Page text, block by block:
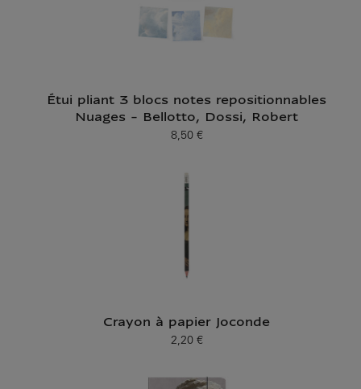
Étui pliant 3 blocs notes repositionnables
Nuages - Bellotto, Dossi, Robert
Prix ​​actuel
8,50 €
Crayon à papier Joconde
Prix ​​actuel
2,20 €